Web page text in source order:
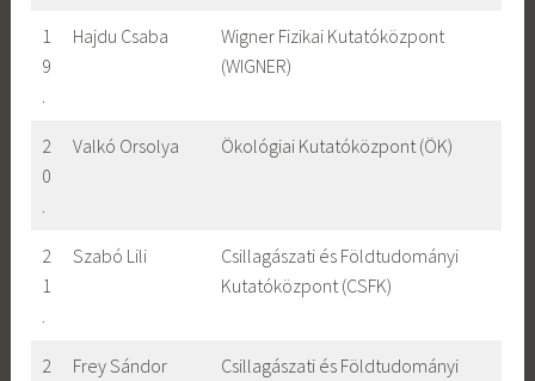
1
9
.
Hajdu Csaba
Wigner Fizikai Kutatóközpont
(WIGNER)
2
0
.
Valkó Orsolya Ökológiai Kutatóközpont (ÖK)
2
1
.
Szabó Lili
Csillagászati és Földtudományi
Kutatóközpont (CSFK)
2
Frey Sándor
Csillagászati és Földtudományi